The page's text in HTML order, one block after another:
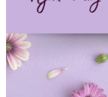
Календарь
КОМУ
Мужчине